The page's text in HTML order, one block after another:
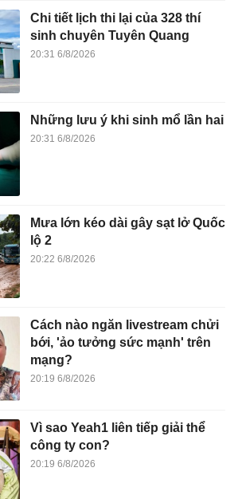
Chi tiết lịch thi lại của 328 thí
sinh chuyên Tuyên Quang
20:31 6/8/2026
Những lưu ý khi sinh mổ lần hai
20:31 6/8/2026
Mưa lớn kéo dài gây sạt lở Quốc
lộ 2
20:22 6/8/2026
Cách nào ngăn livestream chửi
bới, 'ảo tưởng sức mạnh' trên
mạng?
20:19 6/8/2026
Vì sao Yeah1 liên tiếp giải thể
công ty con?
20:19 6/8/2026